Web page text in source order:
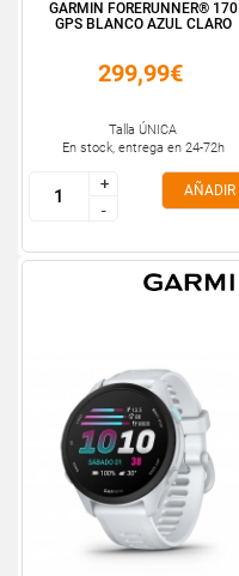
GARMIN FORERUNNER® 170
GPS BLANCO AZUL CLARO
299,99€
Talla ÚNICA
En stock, entrega en 24-72h
+
-
+
-
AÑADIR